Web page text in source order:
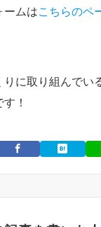
ームはこちらのペ
に取り組んでい
！